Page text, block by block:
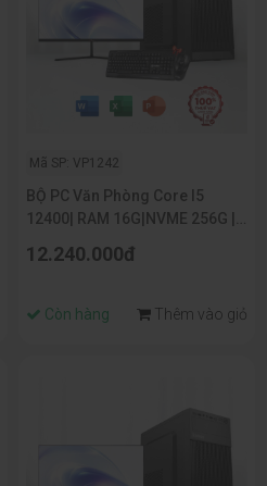
Mã SP: VP1242
BỘ PC Văn Phòng Core I5
12400| RAM 16G|NVME 256G |
12.240.000đ
Còn hàng Thêm vào giỏ